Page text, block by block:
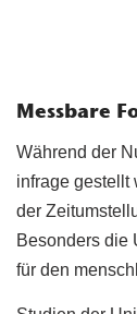
Messbare
Während der
infrage gestellt
der
Besonders die
für den